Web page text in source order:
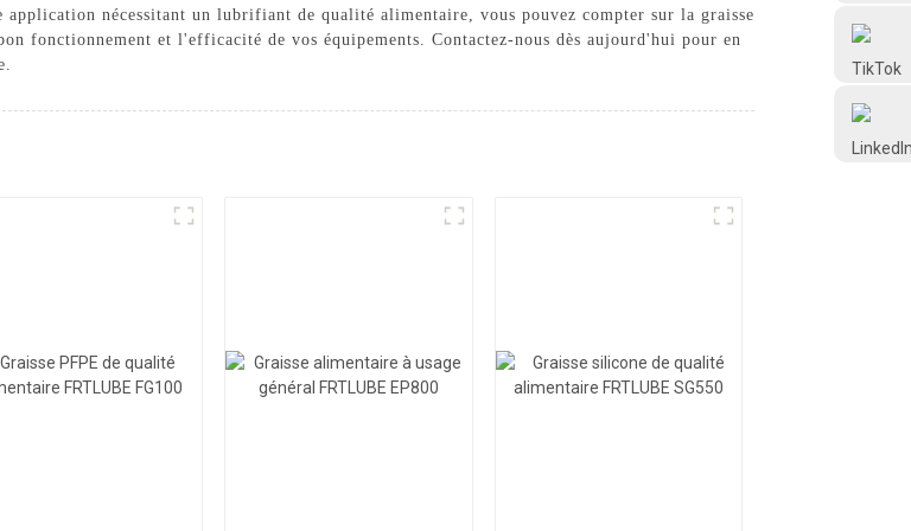
@FRTLUBE8
@FRTLUBE8
nécessitant un lubrifiant de qualité alimentaire, vous pouvez compter sur la graisse
fonctionnement et l'efficacité de vos équipements. Contactez-nous dès aujourd'hui pour en